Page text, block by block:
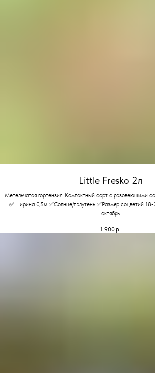
Little Fresko 2л
Метельчатая гортензия. Компактный сорт с розовеющими
✅Ширина 0,5м ✅Солнце/полутень ✅Размер соцветий
октябрь
1 900 р.